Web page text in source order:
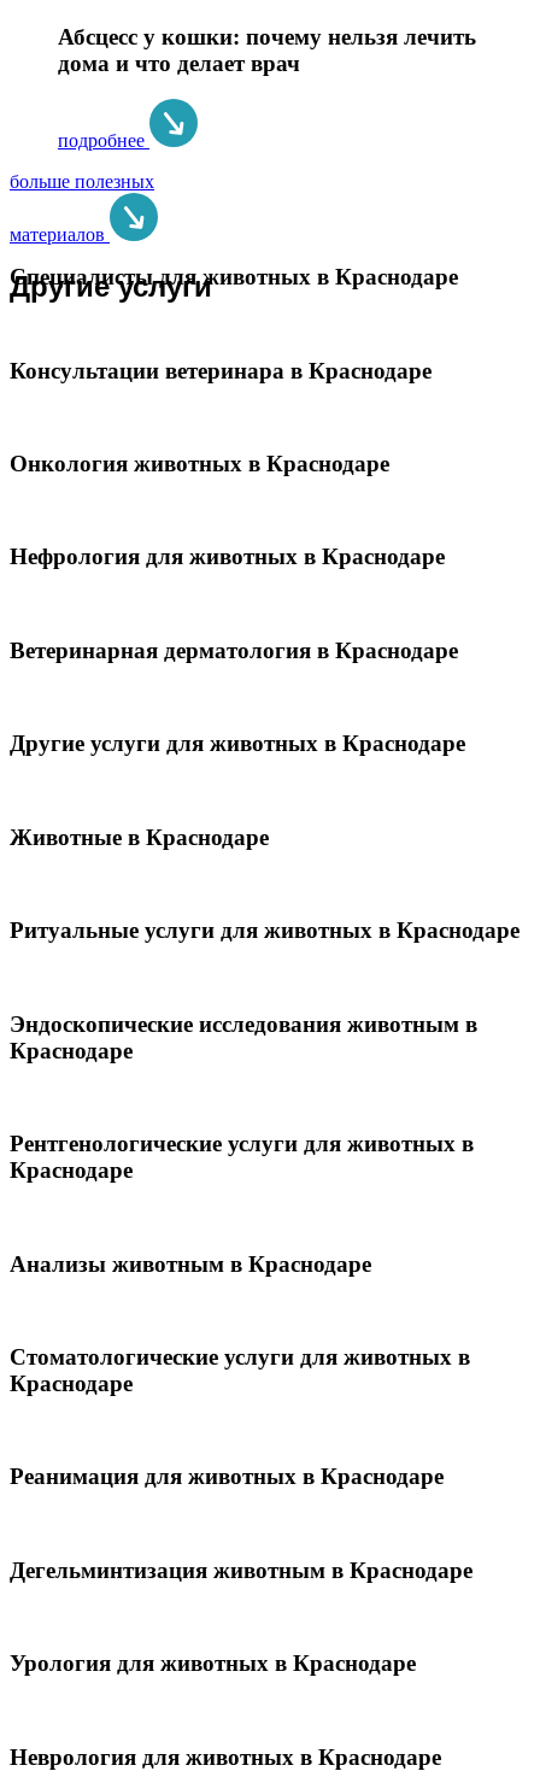
Абсцесс у кошки: почему нельзя лечить
дома и что делает врач
подробнее
больше полезных
материалов
Другие услуги
Специалисты для животных в Краснодаре
Консультации ветеринара в Краснодаре
Онкология животных в Краснодаре
Нефрология для животных в Краснодаре
Ветеринарная дерматология в Краснодаре
Другие услуги для животных в Краснодаре
Животные в Краснодаре
Ритуальные услуги для животных в Краснодаре
Эндоскопические исследования животным в
Краснодаре
Рентгенологические услуги для животных в
Краснодаре
Анализы животным в Краснодаре
Стоматологические услуги для животных в
Краснодаре
Реанимация для животных в Краснодаре
Дегельминтизация животным в Краснодаре
Урология для животных в Краснодаре
Неврология для животных в Краснодаре